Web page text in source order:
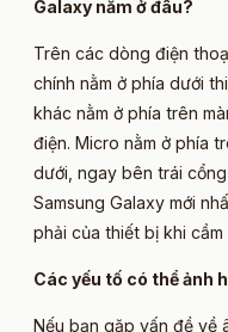
Galaxy nằm ở đâu?
Trên các dòng điện
chính nằm ở phía dưới
khác nằm ở phía trên
điện. Micro nằm ở phía
dưới, ngay bên trái
Samsung Galaxy mới
phải của thiết bị khi
Các yếu tố có thể ảnh
Nếu bạn gặp vấn đề về